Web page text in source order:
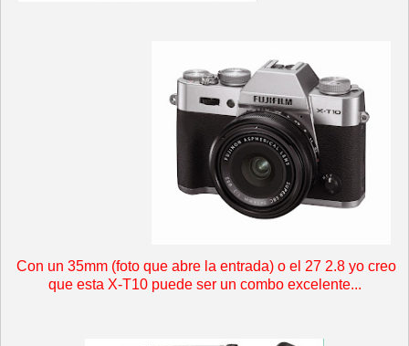
Con un 35mm (foto que abre la entrada) o el 27 2.8 yo creo
que esta X-T10 puede ser un combo excelente...